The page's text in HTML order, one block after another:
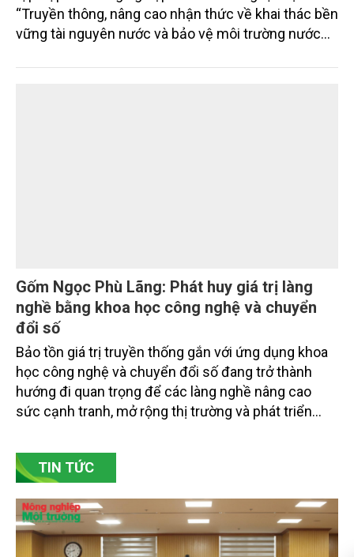
“Truyền thông, nâng cao nhận thức về khai thác bền
vững tài nguyên nước và bảo vệ môi trường nước
trường phối hợp với Sở Nông nghiệp và Môi trường
Gốm Ngọc Phù Lãng: Phát huy giá trị làng
nghề bằng khoa học công nghệ và chuyển
đổi số
Bảo tồn giá trị truyền thống gắn với ứng dụng khoa
học công nghệ và chuyển đổi số đang trở thành
hướng đi quan trọng để các làng nghề nâng cao
bền vững. Tại làng gốm Phù Lãng, xã Phù Lãng, tỉnh
Bắc Ninh, nhiều nghệ nhân và cơ sở sản xuất đã
chủ động đổi mới tư duy, đầu tư công nghệ, xây
dựng thương hiệu trên nền tảng giá trị truyền thống.
TIN TỨC